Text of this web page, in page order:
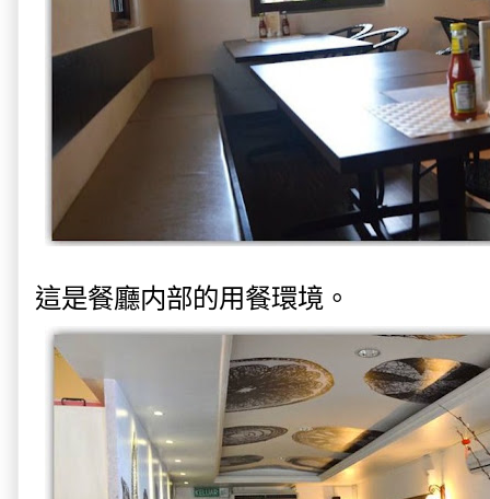
這是餐廳内部的用餐環境。